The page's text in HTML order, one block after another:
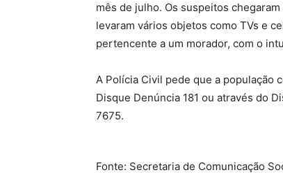
mês de julho. Os suspeitos
levaram vários objetos como TVs e
pertencente a um morador, com o
A Polícia Civil pede que a população
Disque Denúncia 181 ou através do
7675.
Fonte: Secretaria de Comunicação